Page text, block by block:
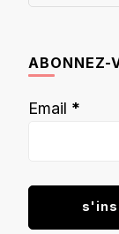
ABONNEZ-
Email *